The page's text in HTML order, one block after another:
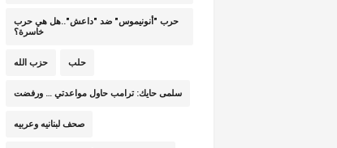
حرب "أنونيموس" ضد "داعش"..هل هي حرب
خاسرة؟
حزب الله حلب
سلمى حايك: ترامب حاول مواعدتي … ورفضت
صحف لبنانيه وعربيه